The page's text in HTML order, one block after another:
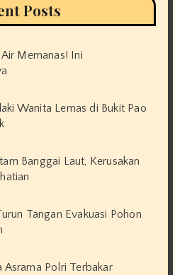
Posts
Memanas! Ini
Wanita Lemas di Bukit Pao
Banggai Laut, Kerusakan
Tangan Evakuasi Pohon
Asrama Polri Terbakar